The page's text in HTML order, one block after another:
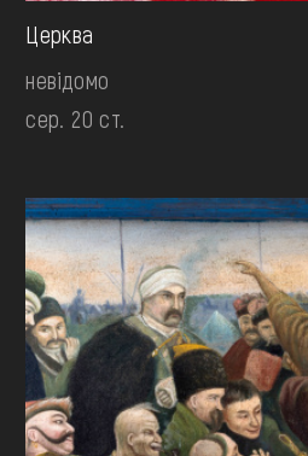
Церква
невідомо
сер. 20 ст.